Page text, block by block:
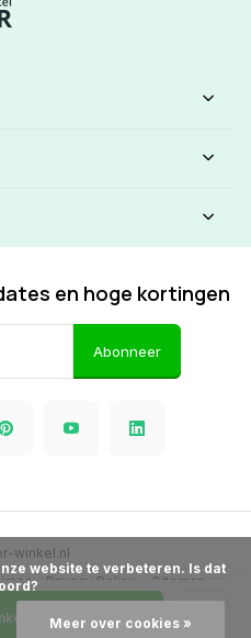
en hoge kortingen
Abonneer
Privacy Policy Sitemap
winkel.nl
Meer over cookies »